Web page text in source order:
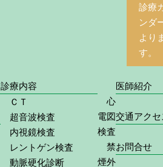
診療
ンダ
より
す。
診療内容
ＣＴ
超音波検査
内視鏡検査
レントゲン検査
動脈硬化診断
心
電図
検査
禁
煙外
医師紹介
交通アクセ
お問合せ